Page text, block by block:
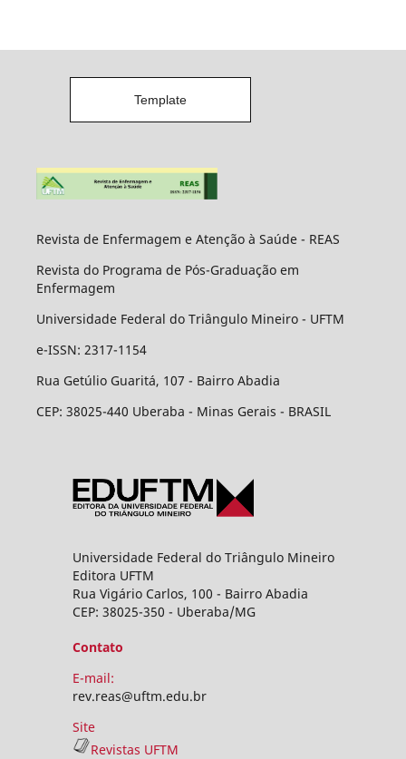
Template
Revista de Enfermagem e Atenção à Saúde - REAS
Revista do Programa de Pós-Graduação em
Enfermagem
Universidade Federal do Triângulo Mineiro - UFTM
e-ISSN: 2317-1154
Rua Getúlio Guaritá, 107 - Bairro Abadia
CEP: 38025-440 Uberaba - Minas Gerais - BRASIL
Universidade Federal do Triângulo Mineiro
Editora UFTM
Rua Vigário Carlos, 100 - Bairro Abadia
CEP: 38025-350 - Uberaba/MG
Contato
E-mail:
rev.reas@uftm.edu.br
Site
Revistas UFTM